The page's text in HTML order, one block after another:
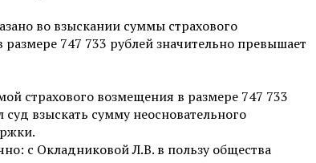
во взыскании суммы страхового
747 733 рублей значительно превышает
страхового возмещения в размере 747 733
взыскать сумму неосновательного
с Окладниковой Л.В. в пользу общества